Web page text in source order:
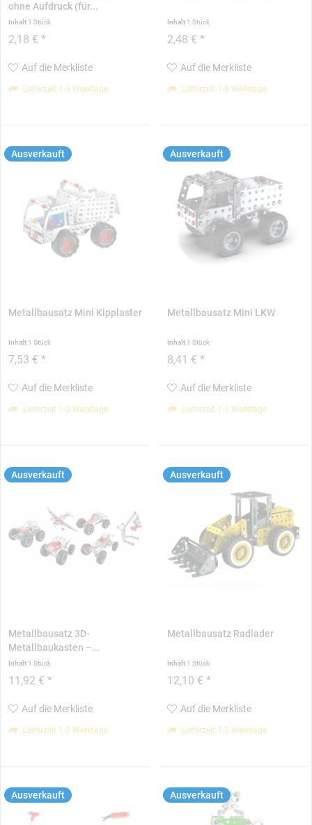
ohne Aufdruck (für...
Inhalt 1 Stück
2,18 € *
Auf die Merkliste
Lieferzeit 1-3 Werktage
Inhalt 1 Stück
2,48 € *
Auf die Merkliste
Lieferzeit 1-3 Werktage
Ausverkauft
Metallbausatz Mini Kipplaster
Inhalt 1 Stück
7,53 € *
Auf die Merkliste
Lieferzeit 1-3 Werktage
Ausverkauft
Metallbausatz Mini LKW
Inhalt 1 Stück
8,41 € *
Auf die Merkliste
Lieferzeit 1-3 Werktage
Ausverkauft
Metallbausatz 3D-
Metallbaukasten –...
Inhalt 1 Stück
11,92 € *
Auf die Merkliste
Lieferzeit 1-3 Werktage
Ausverkauft
Metallbausatz Radlader
Inhalt 1 Stück
12,10 € *
Auf die Merkliste
Lieferzeit 1-3 Werktage
Ausverkauft Ausverkauft